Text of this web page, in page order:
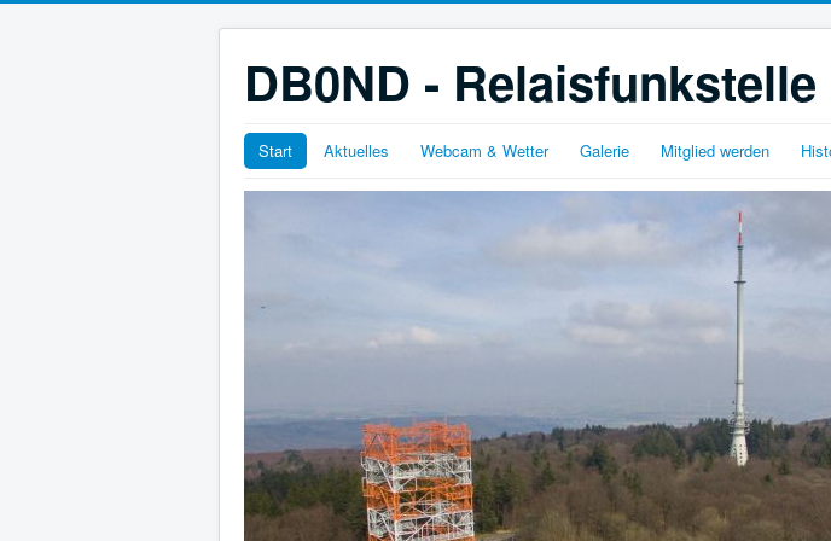
DB0ND -
Start Aktuelles Webcam & Wetter Galerie Mitglied werden